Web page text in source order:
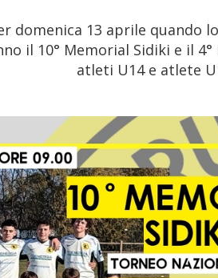
domenica 13 aprile quando
il 10° Memorial Sidiki e il
atleti U14 e atlete